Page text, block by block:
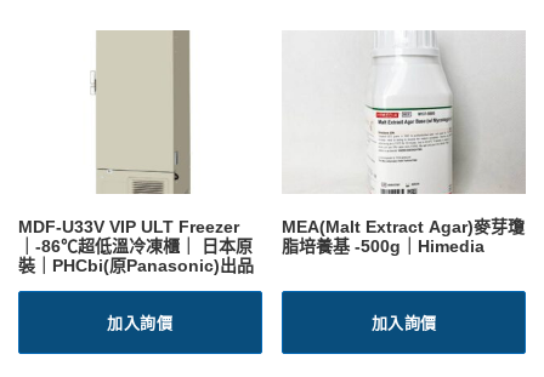
MDF-U33V VIP ULT Freezer
｜-86℃超低溫冷凍櫃｜ 日本原
裝｜PHCbi(原Panasonic)出品
加入詢價
MEA(Malt Extract Agar)麥芽瓊
脂培養基 -500g｜Himedia
加入詢價